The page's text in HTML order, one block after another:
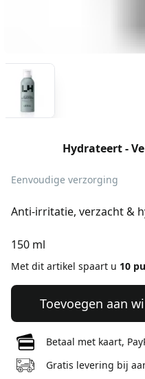
Hydrateert -
Eenvoudige verzorging
Anti-irritatie, verzacht &
150 ml
Met dit artikel spaart u 10
Toevoegen aan
Betaal met kaart,
Gratis levering bij